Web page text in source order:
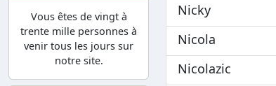
Vous êtes de vingt à
trente mille personnes à
venir tous les jours sur
notre site.
Nicky
Nicola
Nicolazic